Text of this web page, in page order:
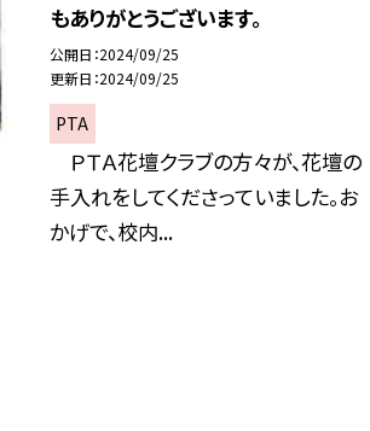
もありがとうございます。
公開日 2024/09/25
更新日 2024/09/25
PTA
ＰＴＡ花壇クラブの方々が、花壇の
手入れをしてくださっていました。お
かげで、校内...